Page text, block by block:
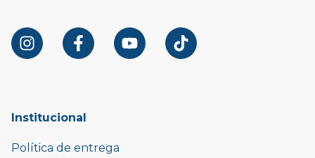
Institucional
Política de entrega